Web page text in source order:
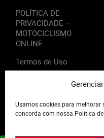
Usamos cookies para melhorar
concorda com nossa Política de
POLÍTICA DE
PRIVACIDADE –
MOTOCICLISMO
ONLINE
Termos de Uso
2023 - Editora Motor